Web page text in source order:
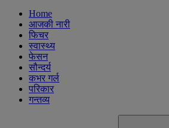
Home
आजकी नारी
फिचर
स्वास्थ्य
फेसन
सौन्दर्य
कभर गर्ल
परिकार
गन्तव्य